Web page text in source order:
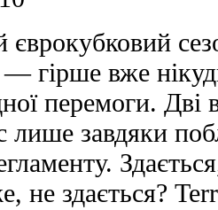
єврокубковий
— гірше вже
перемоги.
лише завдяки
не здається?